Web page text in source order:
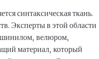
синтаксическая ткань.
Эксперты в этой области
шинилом, велюром,
материал, который